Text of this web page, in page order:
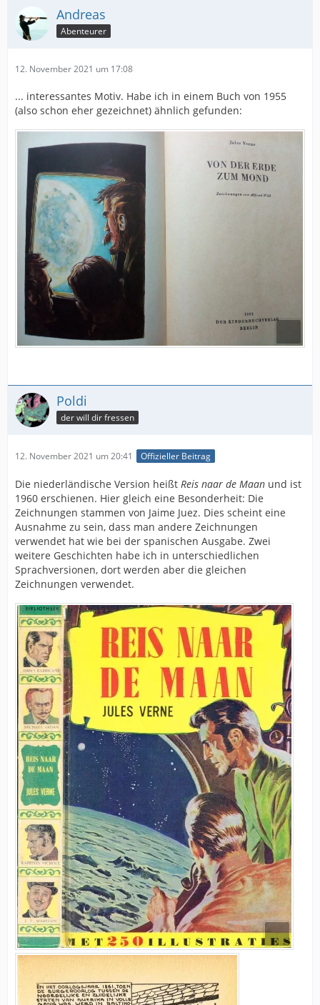
Andreas
Abenteurer
12. November 2021 um 17:08
... interessantes Motiv. Habe ich in einem Buch von 1955
(also schon eher gezeichnet) ähnlich gefunden:
Poldi
der will dir fressen
12. November 2021 um 20:41 Offizieller Beitrag
Die niederländische Version heißt Reis naar de Maan und ist
1960 erschienen. Hier gleich eine Besonderheit: Die
Zeichnungen stammen von Jaime Juez. Dies scheint eine
Ausnahme zu sein, dass man andere Zeichnungen
verwendet hat wie bei der spanischen Ausgabe. Zwei
weitere Geschichten habe ich in unterschiedlichen
Sprachversionen, dort werden aber die gleichen
Zeichnungen verwendet.